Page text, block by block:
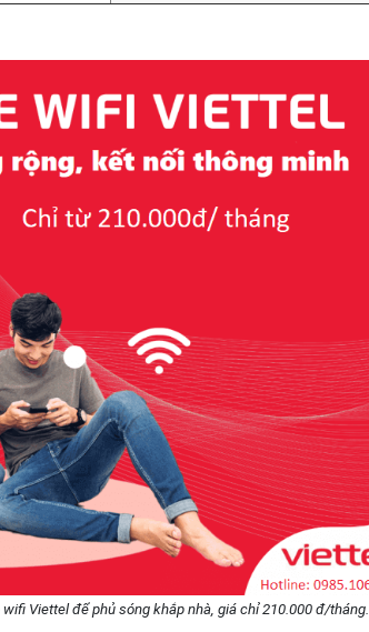
Viettel để phủ sóng khắp nhà, giá chỉ 210.000 đ/tháng.